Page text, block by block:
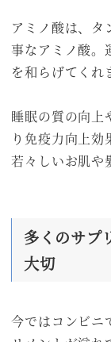
アミノ酸は、タ
事なアミノ酸。
を和らげてくれ
睡眠の質の向上
り免疫力向上効
若々しいお肌や
多くのサプ
大切
今ではコンビニ